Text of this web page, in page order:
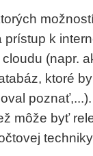
k
(napr.
ktoré
poznať,...).
môže byť